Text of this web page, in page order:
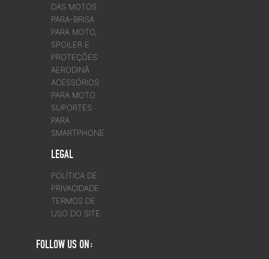
DAS MOTOS
PARA-BRISA
PARA MOTO,
SPOILER E
PROTEÇÕES
AERODINÂ
ACESSÓRIOS
PARA MOTO
SUPORTES
PARA
SMARTPHONE
LEGAL
POLÍTICA DE
PRIVACIDADE
TERMOS DE
USO DO SITE
FOLLOW US ON: